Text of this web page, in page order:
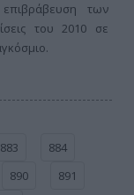
των
του 2010 σε
883
884
890
891